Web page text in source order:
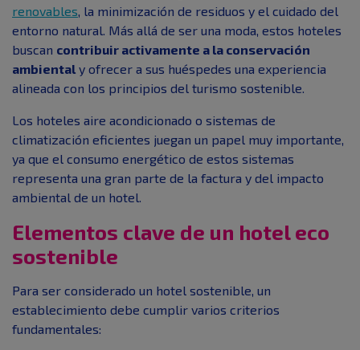
renovables , la minimización de residuos y el cuidado del
entorno natural. Más allá de ser una moda, estos hoteles
buscan contribuir activamente a la conservación
ambiental y ofrecer a sus huéspedes una experiencia
alineada con los principios del turismo sostenible.
Los hoteles aire acondicionado o sistemas de
climatización eficientes juegan un papel muy importante,
ya que el consumo energético de estos sistemas
representa una gran parte de la factura y del impacto
ambiental de un hotel.
Elementos clave de un hotel eco
sostenible
Para ser considerado un hotel sostenible, un
establecimiento debe cumplir varios criterios
fundamentales: